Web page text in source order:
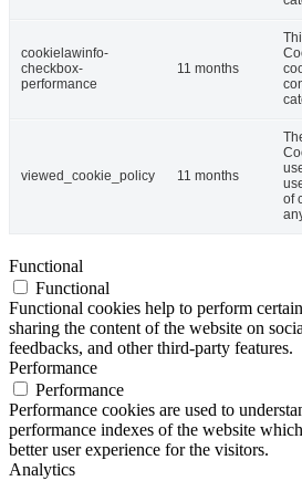
cookielawinfo-
checkbox-
performance
11 months
viewed_cookie_policy 11 months
of
Functional
Functional
Functional cookies help to perform
sharing the content of the website on
feedbacks, and other third-party features.
Performance
Performance
Performance cookies are used to
performance indexes of the website
better user experience for the visitors.
Analytics